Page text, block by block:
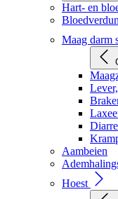
Hart- en
Maag darm
Aambeien
Hoest